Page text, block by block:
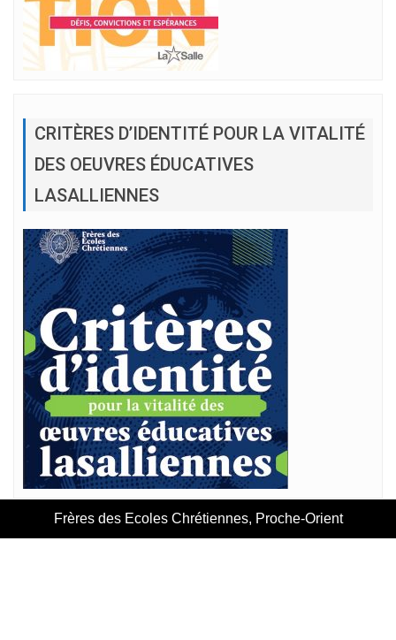
CRITÈRES D’IDENTITÉ POUR LA VITALITÉ
DES OEUVRES ÉDUCATIVES
LASALLIENNES
Frères des Ecoles Chrétiennes, Proche-Orient